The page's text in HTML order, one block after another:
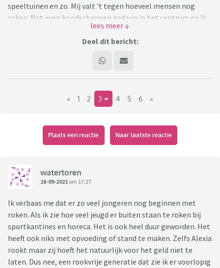
speeltuinen en zo. Mij valt 't tegen hoeveel mensen nog
roken. Net even boodschappen gedaan in het centrum en ik
kwam steeds rokers tegen. Ik zie ook veel jongeren roken.. Is
het toch nog "hip" om te roken? Ook lijkt het wel alsof
Dus, denk je dat de volgende generatie rookvrij is?
(ik niet, zou graag zien dat roken niet meer voorkomt maar
Deel dit bericht:
« 1 2 3 4 5 6 »
Plaats een reactie Naar laatste reactie
watertoren
28-09-2021 om 17:27
Ik verbaas me dat er zo veel jongeren nog beginnen met
roken. Als ik zie hoe veel jeugd er buiten staan te roken bij
sportkantines en horeca. Het is ook heel duur geworden. Het
heeft ook niks met opvoeding of stand te maken. Zelfs Alexia
rookt maar zij hoeft het natuurlijk voor het geld niet te
laten. Dus nee, een rookvrije generatie dat zie ik er voorlopig